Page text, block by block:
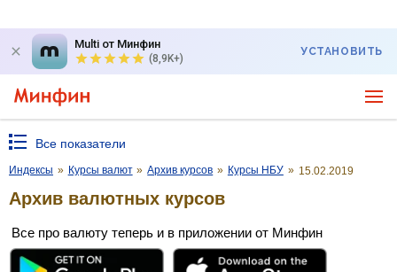
Multi от Минфин
(8,9K+)
УСТАНОВИТЬ
Все показатели
Индексы » Курсы валют » Архив курсов » Курсы НБУ » 15.02.2019
Архив валютных курсов
Все про валюту теперь и в приложении от Минфин